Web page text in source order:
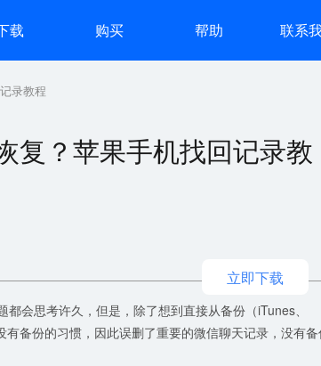
载 购买 帮助 联系
录教程
复？苹果手机找回记录教
立即下载
会思考许久，但是，除了想到直接从备份（iTunes、
备份的习惯，因此误删了重要的微信聊天记录，没有